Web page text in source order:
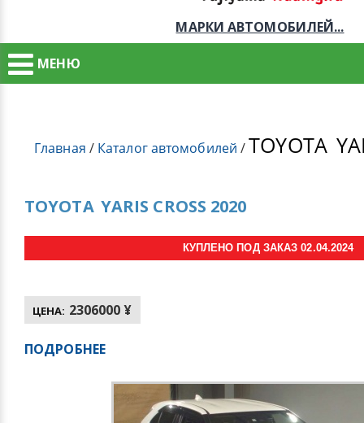
МАРКИ АВТОМОБИЛЕЙ...
МЕНЮ
Главная / Каталог автомобилей /TOYOTA
TOYOTA YARIS CROSS 2020
КУПЛЕНО ПОД ЗАКАЗ 02.04.2024
ЦЕНА: 2306000 ¥
ПОДРОБНЕЕ